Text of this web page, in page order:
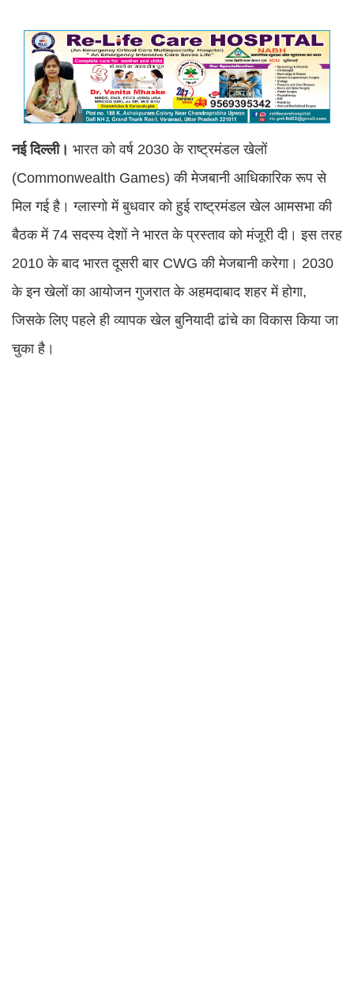
नई दिल्ली। भारत को वर्ष 2030 के राष्ट्रमंडल खेलों
(Commonwealth Games) की मेजबानी आधिकारिक रूप से
मिल गई है। ग्लास्गो में बुधवार को हुई राष्ट्रमंडल खेल आमसभा की
बैठक में 74 सदस्य देशों ने भारत के प्रस्ताव को मंजूरी दी। इस तरह
2010 के बाद भारत दूसरी बार CWG की मेजबानी करेगा। 2030
के इन खेलों का आयोजन गुजरात के अहमदाबाद शहर में होगा,
जिसके लिए पहले ही व्यापक खेल बुनियादी ढांचे का विकास किया जा
चुका है।